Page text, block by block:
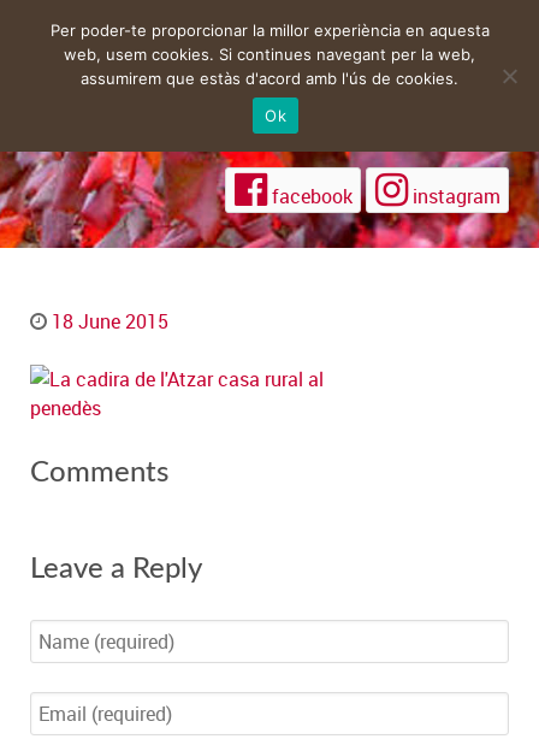
facebook instagram
18 June 2015
Comments
Leave a Reply
Per poder-te proporcionar la millor experiència en aquesta
web, usem cookies. Si continues navegant per la web,
assumirem que estàs d'acord amb l'ús de cookies.
Ok